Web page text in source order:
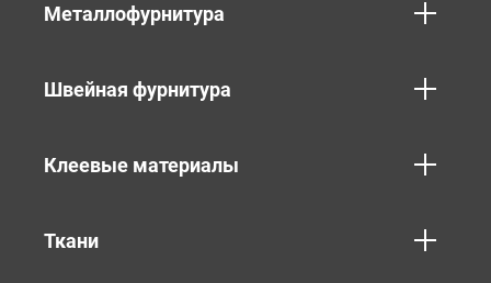
Металлофурнитура
Швейная фурнитура
Клеевые материалы
Ткани